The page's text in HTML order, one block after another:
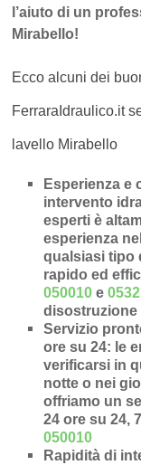
l’aiuto di un
Mirabello!
Ecco alcuni dei
FerraraIdraulico.it
lavello Mirabello
Esperienza e
intervento
esperti è
esperienza
qualsiasi tipo
rapido ed
050010 e
disostruzione
Servizio
ore su 24: le
verificarsi in
notte o nei
offriamo un
24 ore su 24,
050010
Rapidità di